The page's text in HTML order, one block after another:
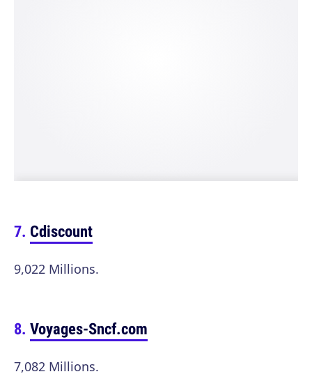
Cdiscount
9,022 Millions.
Voyages-Sncf.com
7,082 Millions.